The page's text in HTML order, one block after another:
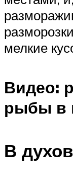
мелкие
Видео:
рыбы в
В